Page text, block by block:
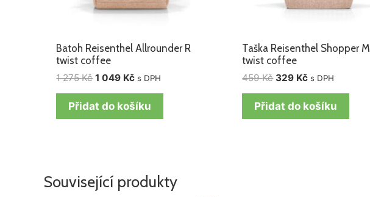
Batoh Reisenthel Allrounder R
twist coffee
1 275Kč 1 049 Kč s DPH
Přidat do košíku
Taška Reisenthel Shopper M
twist coffee
459Kč 329 Kč s DPH
Přidat do košíku
Související produkty